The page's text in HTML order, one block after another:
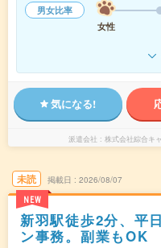
男女比率
女性
気になる!
派遣会社 株式会社綜合キ
未読
NEW
掲載日 2026/08/07
新羽駅徒歩2分、平
ン事務。副業もOK